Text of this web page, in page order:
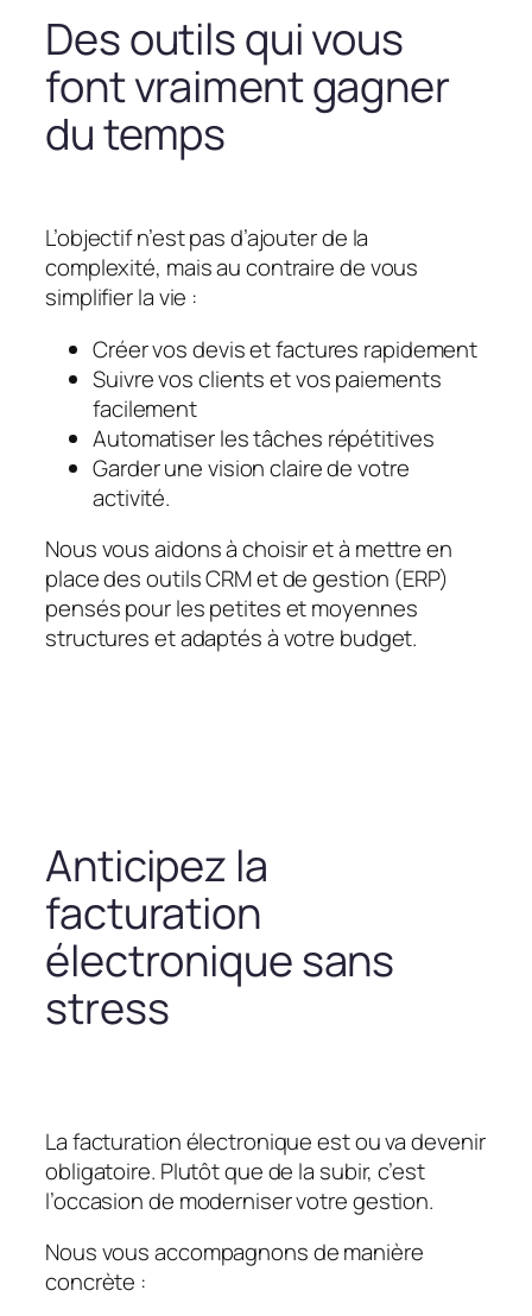
Des outils qui vous
font vraiment gagner
du temps
L’objectif n’est pas d’ajouter de la
complexité, mais au contraire de vous
simplifier la vie :
Créer vos devis et factures rapidement
Suivre vos clients et vos paiements
facilement
Automatiser les tâches répétitives
Garder une vision claire de votre
activité.
Nous vous aidons à choisir et à mettre en
place des outils CRM et de gestion (ERP)
pensés pour les petites et moyennes
structures et adaptés à votre budget.
Anticipez la
facturation
électronique sans
stress
La facturation électronique est ou va devenir
obligatoire. Plutôt que de la subir, c’est
l’occasion de moderniser votre gestion.
Nous vous accompagnons de manière
concrète :